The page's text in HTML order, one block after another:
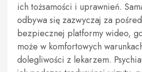
ich tożsamości i uprawnień.
odbywa się zazwyczaj za
bezpiecznej platformy wideo,
może w komfortowych
dolegliwości z lekarzem.